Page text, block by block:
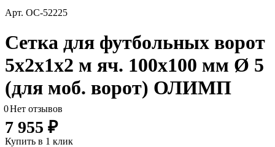
Арт. ОС-52225
Сетка для футбольных ворот
5х2х1х2 м яч. 100х100 мм Ø 5
(для моб. ворот) ОЛИМП
0Нет отзывов
7 955 ₽
Купить в 1 клик